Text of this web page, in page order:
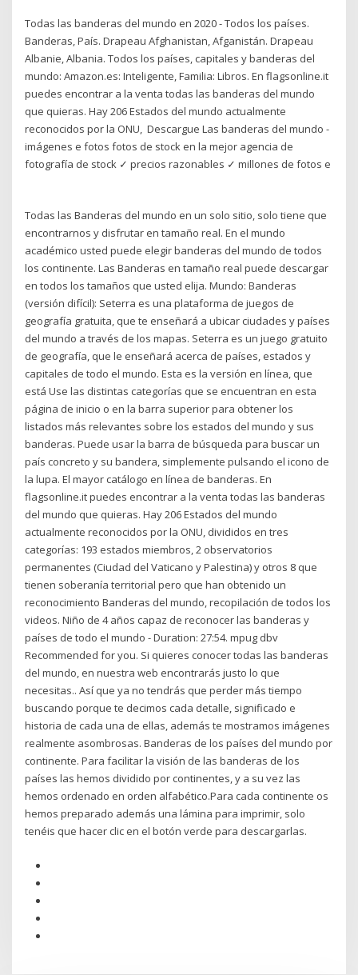
Todas las banderas del mundo en 2020 - Todos los países.
Banderas, País. Drapeau Afghanistan, Afganistán. Drapeau
Albanie, Albania. Todos los países, capitales y banderas del
mundo: Amazon.es: Inteligente, Familia: Libros. En flagsonline.it
puedes encontrar a la venta todas las banderas del mundo
que quieras. Hay 206 Estados del mundo actualmente
reconocidos por la ONU, Descargue Las banderas del mundo -
imágenes e fotos fotos de stock en la mejor agencia de
fotografía de stock ✓ precios razonables ✓ millones de fotos e
Todas las Banderas del mundo en un solo sitio, solo tiene que
encontrarnos y disfrutar en tamaño real. En el mundo
académico usted puede elegir banderas del mundo de todos
los continente. Las Banderas en tamaño real puede descargar
en todos los tamaños que usted elija. Mundo: Banderas
(versión difícil): Seterra es una plataforma de juegos de
geografía gratuita, que te enseñará a ubicar ciudades y países
del mundo a través de los mapas. Seterra es un juego gratuito
de geografía, que le enseñará acerca de países, estados y
capitales de todo el mundo. Esta es la versión en línea, que
está Use las distintas categorías que se encuentran en esta
página de inicio o en la barra superior para obtener los
listados más relevantes sobre los estados del mundo y sus
banderas. Puede usar la barra de búsqueda para buscar un
país concreto y su bandera, simplemente pulsando el icono de
la lupa. El mayor catálogo en línea de banderas. En
flagsonline.it puedes encontrar a la venta todas las banderas
del mundo que quieras. Hay 206 Estados del mundo
actualmente reconocidos por la ONU, divididos en tres
categorías: 193 estados miembros, 2 observatorios
permanentes (Ciudad del Vaticano y Palestina) y otros 8 que
tienen soberanía territorial pero que han obtenido un
reconocimiento Banderas del mundo, recopilación de todos los
videos. Niño de 4 años capaz de reconocer las banderas y
países de todo el mundo - Duration: 27:54. mpug dbv
Recommended for you. Si quieres conocer todas las banderas
del mundo, en nuestra web encontrarás justo lo que
necesitas.. Así que ya no tendrás que perder más tiempo
buscando porque te decimos cada detalle, significado e
historia de cada una de ellas, además te mostramos imágenes
realmente asombrosas. Banderas de los países del mundo por
continente. Para facilitar la visión de las banderas de los
países las hemos dividido por continentes, y a su vez las
hemos ordenado en orden alfabético.Para cada continente os
hemos preparado además una lámina para imprimir, solo
tenéis que hacer clic en el botón verde para descargarlas.